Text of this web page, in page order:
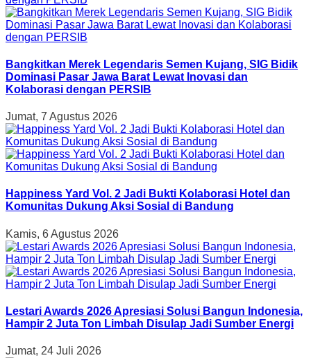
Bangkitkan Merek Legendaris Semen Kujang, SIG Bidik
Dominasi Pasar Jawa Barat Lewat Inovasi dan
Kolaborasi dengan PERSIB
Jumat, 7 Agustus 2026
Happiness Yard Vol. 2 Jadi Bukti Kolaborasi Hotel dan
Komunitas Dukung Aksi Sosial di Bandung
Kamis, 6 Agustus 2026
Lestari Awards 2026 Apresiasi Solusi Bangun Indonesia,
Hampir 2 Juta Ton Limbah Disulap Jadi Sumber Energi
Jumat, 24 Juli 2026